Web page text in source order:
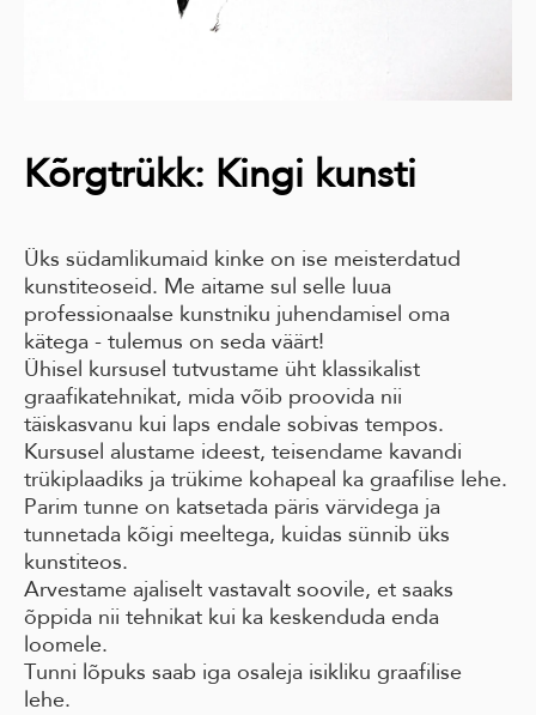
Kõrgtrükk: Kingi kunsti
Üks südamlikumaid kinke on ise meisterdatud
kunstiteoseid. Me aitame sul selle luua
professionaalse kunstniku juhendamisel oma
kätega - tulemus on seda väärt!
Ühisel kursusel tutvustame üht klassikalist
graafikatehnikat, mida võib proovida nii
täiskasvanu kui laps endale sobivas tempos.
Kursusel alustame ideest, teisendame kavandi
trükiplaadiks ja trükime kohapeal ka graafilise lehe.
Parim tunne on katsetada päris värvidega ja
tunnetada kõigi meeltega, kuidas sünnib üks
kunstiteos.
Arvestame ajaliselt vastavalt soovile, et saaks
õppida nii tehnikat kui ka keskenduda enda
loomele.
Tunni lõpuks saab iga osaleja isikliku graafilise
lehe.